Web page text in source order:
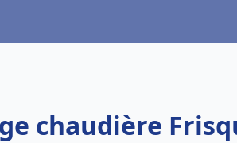
chaudière